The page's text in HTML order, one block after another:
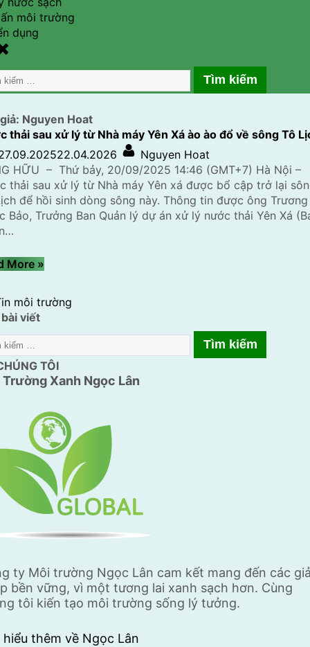
môi trường
dụng
Nguyen Hoat
thải sau xử lý từ Nhà máy Yên Xá ào ào đổ về sông Tô
22.04.2026 By
Nguyen Hoat
HỮU – Thứ bảy, 20/09/2025 14:46 (GMT+7) Hà Nội –
thải sau xử lý từ Nhà máy Yên xá được bổ cập trở lại
để hồi sinh dòng sông này. Thông tin được ông Trương
Bảo, Trưởng Ban Quản lý dự án xử lý nước thải Yên Xá
More“Nước
xử
lý
từ
Nhà
máy
Yên
ào
ào
đổ
về
sông
Tô
Lịch”
»
môi trường
viết
TÔI
Trường Xanh Ngọc Lân
ty Môi trường Ngọc Lân cam kết mang đến các
bền vững, vì một tương lai xanh sạch hơn. Cùng
tôi kiến tạo môi trường sống lý tưởng.
hiểu thêm về Ngọc Lân